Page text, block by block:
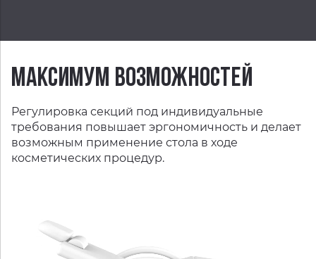
МАКСИМУМ ВОЗМОЖНОСТЕЙ
Регулировка секций под индивидуальные
требования повышает эргономичность и делает
возможным применение стола в ходе
косметических процедур.